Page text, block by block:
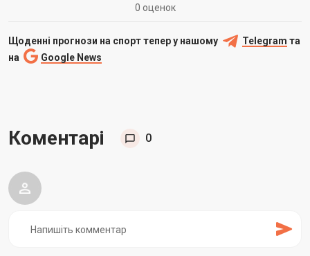
0 оценок
Щоденні прогнози на спорт тепер у нашому Telegram та
на
Google News
Коментарі 0